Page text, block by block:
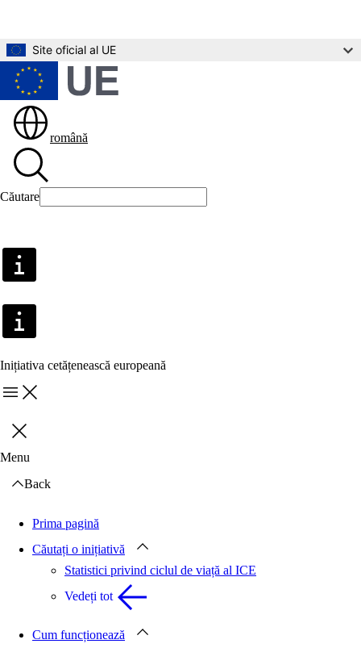
Site oficial al UE
română
Căutare
Inițiativa cetățenească europeană
Menu
Închideți
Menu
Back
Prima pagină
Căutați o inițiativă
Statistici privind ciclul de viață al ICE
Vedeți tot
Cum funcționează